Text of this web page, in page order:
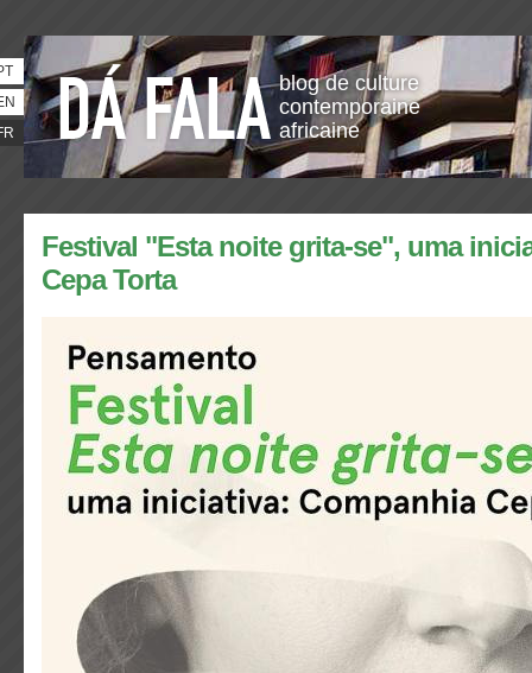
blog de culture
contemporaine
africaine
Festival "Esta noite grita-se", uma
Cepa Torta